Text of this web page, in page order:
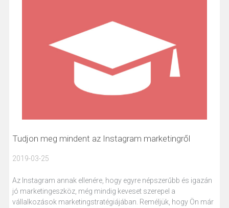
Tudjon meg mindent az Instagram marketingről
2019-03-25
Az Instagram annak ellenére, hogy egyre népszerűbb és igazán
jó marketingeszköz, még mindig keveset szerepel a
vállalkozások marketingstratégiájában. Reméljük, hogy Ön már